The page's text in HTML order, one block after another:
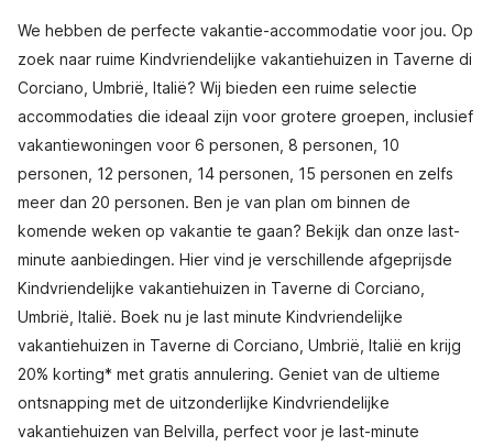
We hebben de perfecte vakantie-accommodatie voor jou. Op
zoek naar ruime Kindvriendelijke vakantiehuizen in Taverne di
Corciano, Umbrië, Italië? Wij bieden een ruime selectie
accommodaties die ideaal zijn voor grotere groepen, inclusief
vakantiewoningen voor 6 personen, 8 personen, 10
personen, 12 personen, 14 personen, 15 personen en zelfs
meer dan 20 personen. Ben je van plan om binnen de
komende weken op vakantie te gaan? Bekijk dan onze last-
minute aanbiedingen. Hier vind je verschillende afgeprijsde
Kindvriendelijke vakantiehuizen in Taverne di Corciano,
Umbrië, Italië. Boek nu je last minute Kindvriendelijke
vakantiehuizen in Taverne di Corciano, Umbrië, Italië en krijg
20% korting* met gratis annulering. Geniet van de ultieme
ontsnapping met de uitzonderlijke Kindvriendelijke
vakantiehuizen van Belvilla, perfect voor je last-minute